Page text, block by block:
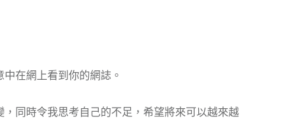
在網上看到你的網誌。
同時令我思考自己的不足，希望將來可以越來越